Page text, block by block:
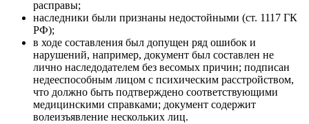
расправы;
наследники были признаны недостойными (ст. 1117 ГК
РФ);
в ходе составления был допущен ряд ошибок и
нарушений, например, документ был составлен не
лично наследодателем без весомых причин; подписан
недееспособным лицом с психическим расстройством,
что должно быть подтверждено соответствующими
медицинскими справками; документ содержит
волеизъявление нескольких лиц.